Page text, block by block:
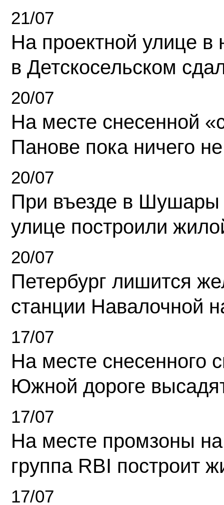
21/07
На проектной улице
в Детскосельском
20/07
На месте снесенной
Панове пока ничего
20/07
При въезде в Шушары
улице построили
20/07
Петербург лишится
станции Навалочной
17/07
На месте снесенного
Южной дороге
17/07
На месте промзоны
группа RBI построит
17/07